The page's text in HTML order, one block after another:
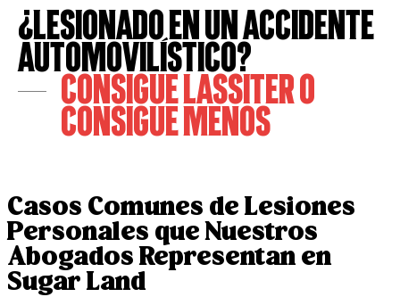
¿Lesionado en un Accidente
Automovilístico?
Consigue LASSITER o
Consigue Menos
Casos Comunes de Lesiones
Personales que Nuestros
Abogados Representan en
Sugar Land